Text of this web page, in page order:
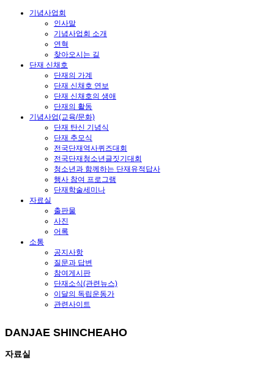
기념사업회
인사말
기념사업회 소개
연혁
찾아오시는 길
단재 신채호
단재의 가계
단재 신채호 연보
단재 신채호의 생애
단재의 활동
기념사업(교육/문화)
단재 탄신 기념식
단재 추모식
전국단재역사퀴즈대회
전국단재청소년글짓기대회
청소년과 함께하는 단재유적답사
행사 참여 프로그램
단재학술세미나
자료실
출판물
사진
어록
소통
공지사항
질문과 답변
참여게시판
단재소식(관련뉴스)
이달의 독립운동가
관련사이트
DANJAE SHINCHEAHO
자료실